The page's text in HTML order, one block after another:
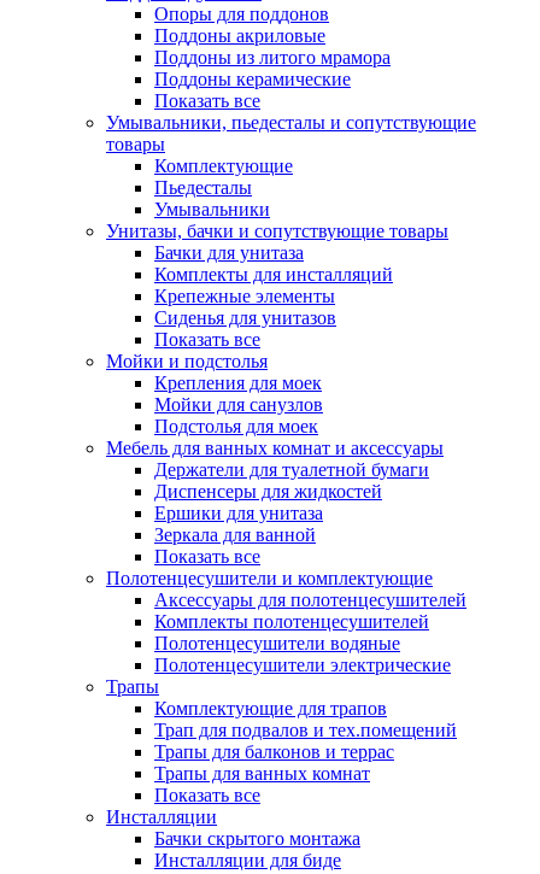
Опоры для поддонов
Поддоны акриловые
Поддоны из литого мрамора
Поддоны керамические
Показать все
Умывальники, пьедесталы и сопутствующие
товары
Комплектующие
Пьедесталы
Умывальники
Унитазы, бачки и сопутствующие товары
Бачки для унитаза
Комплекты для инсталляций
Крепежные элементы
Сиденья для унитазов
Показать все
Мойки и подстолья
Крепления для моек
Мойки для санузлов
Подстолья для моек
Мебель для ванных комнат и аксессуары
Держатели для туалетной бумаги
Диспенсеры для жидкостей
Ершики для унитаза
Зеркала для ванной
Показать все
Полотенцесушители и комплектующие
Аксессуары для полотенцесушителей
Комплекты полотенцесушителей
Полотенцесушители водяные
Полотенцесушители электрические
Трапы
Комплектующие для трапов
Трап для подвалов и тех.помещений
Трапы для балконов и террас
Трапы для ванных комнат
Показать все
Инсталляции
Бачки скрытого монтажа
Инсталляции для биде